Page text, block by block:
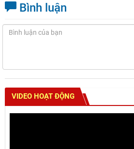
Bình luận
VIDEO HOẠT ĐỘNG